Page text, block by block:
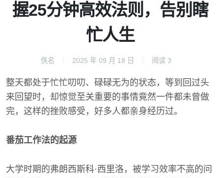
握25分钟高效法则，告别瞎
忙人生
佚名 2025 年 09 月 18 日 阅读 3
整天都处于忙忙叨叨、碌碌无为的状态，等到回过头
来回望时，却惊觉至关重要的事情竟然一件都未曾做
完，这样的挫败感受，好多人都亲身经历过。
番茄工作法的起源
大学时期的弗朗西斯科·西里洛，被学习效率不高的问